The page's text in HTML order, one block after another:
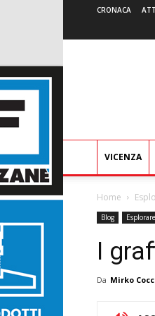
CRONACA
VICENZA
Home
Blog
I
Da Mirko